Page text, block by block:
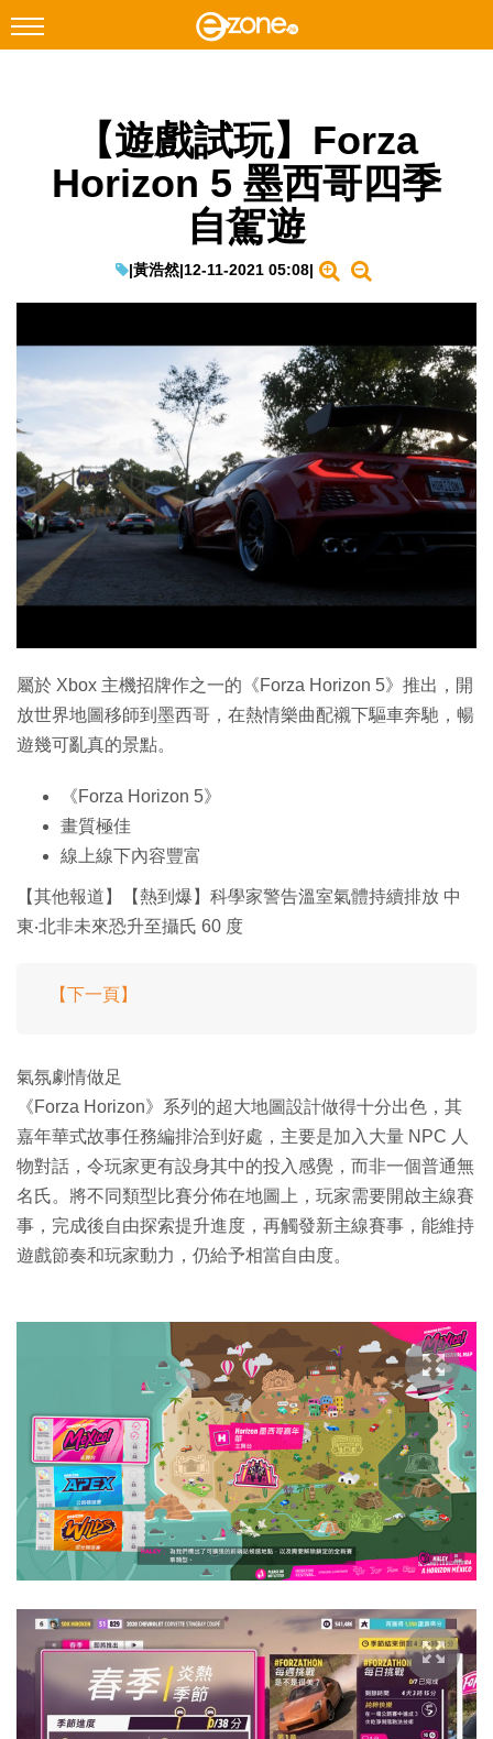
Instagram
科技焦點
教學評測
EduTech
生成式AI與雲端應用
Enterprise Digital Transformation
特集
【遊戲試玩】Forza
Horizon 5 墨西哥四季
自駕遊
|黃浩然|12-11-2021 05:08|
屬於 Xbox 主機招牌作之一的《Forza Horizon 5》推出，開
放世界地圖移師到墨西哥，在熱情樂曲配襯下驅車奔馳，暢
遊幾可亂真的景點。
《Forza Horizon 5》
畫質極佳
線上線下內容豐富
【其他報道】【熱到爆】科學家警告溫室氣體持續排放 中
東‧北非未來恐升至攝氏 60 度
【下一頁】
氣氛劇情做足
《Forza Horizon》系列的超大地圖設計做得十分出色，其
嘉年華式故事任務編排洽到好處，主要是加入大量 NPC 人
物對話，令玩家更有設身其中的投入感覺，而非一個普通無
名氏。將不同類型比賽分佈在地圖上，玩家需要開啟主線賽
事，完成後自由探索提升進度，再觸發新主線賽事，能維持
遊戲節奏和玩家動力，仍給予相當自由度。